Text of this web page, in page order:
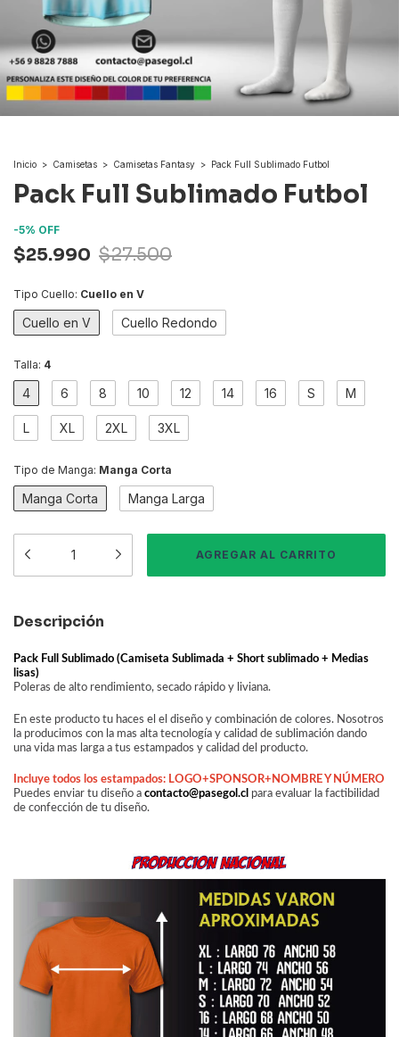
Inicio > Camisetas > Camisetas Fantasy > Pack Full Sublimado Futbol
Pack Full Sublimado Futbol
-5% OFF
$25.990 $27.500
Tipo Cuello: Cuello en V
Cuello en V Cuello Redondo
Talla: 4
4 6 8 10 12 14 16 S M
L XL 2XL 3XL
Tipo de Manga: Manga Corta
Manga Corta Manga Larga
Descripción
Pack Full Sublimado (Camiseta Sublimada + Short sublimado + Medias
lisas)
Poleras de alto rendimiento, secado rápido y liviana.
En este producto tu haces el el diseño y combinación de colores. Nosotros
la producimos con la mas alta tecnología y calidad de sublimación dando
una vida mas larga a tus estampados y calidad del producto.
Incluye todos los estampados: LOGO+SPONSOR+NOMBRE Y NÚMERO
Puedes enviar tu diseño a contacto@pasegol.cl para evaluar la factibilidad
de confección de tu diseño.